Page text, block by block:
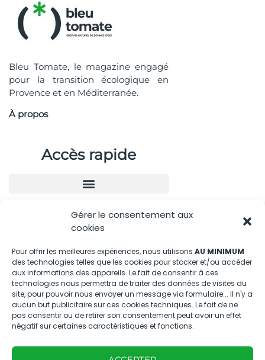
Gérer le consentement aux
cookies
Pour offrir les meilleures expériences, nous utilisons AU MINIMUM
des technologies telles que les cookies pour stocker et/ou accéder
aux informations des appareils. Le fait de consentir à ces
technologies nous permettra de traiter des données de visites du
site, pour pouvoir nous envoyer un message via formulaire... Il n'y a
aucun but publicitaire sur ces cookies techniques. Le fait de ne
pas consentir ou de retirer son consentement peut avoir un effet
négatif sur certaines caractéristiques et fonctions.
Bleu Tomate, le magazine engagé
pour la transition écologique en
Provence et en Méditerranée.
À propos
Accès rapide
Nous contacter
04.88.08.75.28
contactBT@bleu-tomate.fr
Kit média
Kit média Bleu Tomate